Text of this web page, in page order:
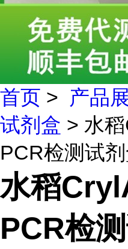
首页 > 产品
试剂盒 > 水
PCR检测试
水稻
PCR检